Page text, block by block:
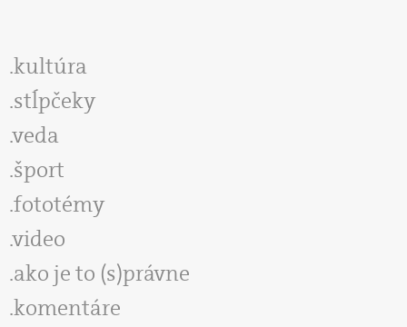
kultúra
stĺpčeky
veda
šport
fototémy
video
ako je to (s)právne
komentáre